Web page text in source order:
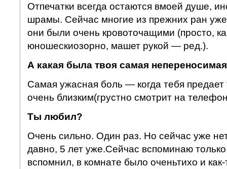
Отпечатки всегда остаются вмоей душе,
шрамы. Сейчас многие из прежних ран
они были очень кровоточащими (просто,
юношескиозорно, машет рукой — ред.).
А какая была твоя самая
Самая ужасная боль — когда тебя предает
очень близким(грустно смотрит на
Ты любил?
Очень сильно. Один раз. Но сейчас уже
давно, 5 лет уже.Сейчас вспоминаю
вспомнил, в комнате было оченьтихо и